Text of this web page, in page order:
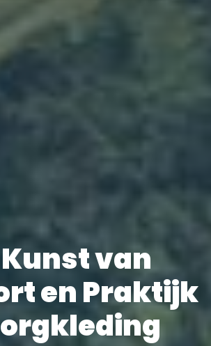
Kunst van
en Praktijk